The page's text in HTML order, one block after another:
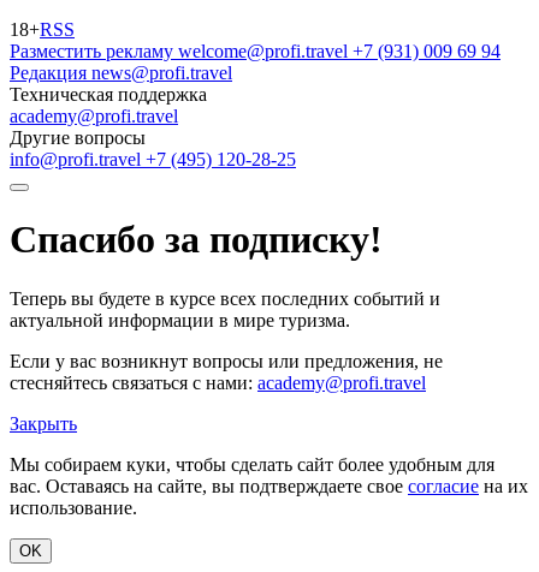
18+RSS
Разместить рекламу welcome@profi.travel +7 (931) 009 69 94
Редакция news@profi.travel
Техническая поддержка
academy@profi.travel
Другие вопросы
info@profi.travel +7 (495) 120-28-25
Спасибо за подписку!
Теперь вы будете в курсе всех последних событий и
актуальной информации в мире туризма.
Если у вас возникнут вопросы или предложения, не
стесняйтесь связаться с нами: academy@profi.travel
Закрыть
Мы собираем куки, чтобы сделать сайт более удобным для
вас. Оставаясь на сайте, вы подтверждаете свое согласие на их
использование.
OK